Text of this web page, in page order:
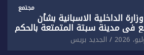
مجتمع
الداخلية الاسبانية بشأن
في مدينة سبتة المتمتعة بالحكم
الجديد بريس